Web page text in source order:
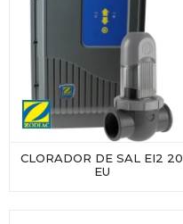
CLORADOR DE SAL EI2 20
EU